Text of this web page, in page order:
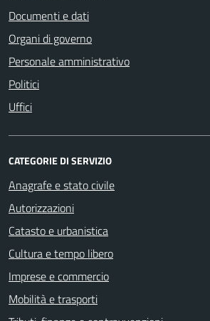
Documenti e dati
Organi di governo
Personale amministrativo
Politici
Uffici
CATEGORIE DI SERVIZIO
Anagrafe e stato civile
Autorizzazioni
Catasto e urbanistica
Cultura e tempo libero
Imprese e commercio
Mobilità e trasporti